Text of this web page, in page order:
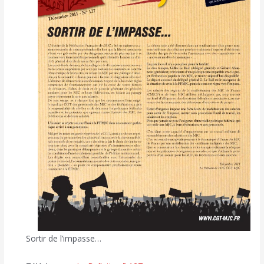
Sortir de l’impasse…